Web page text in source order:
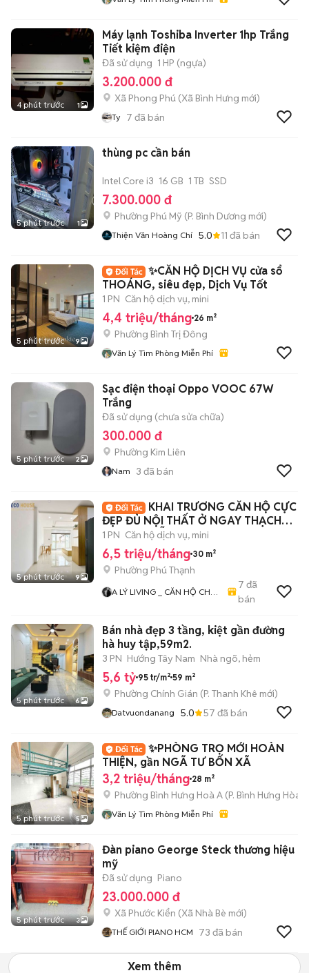
4 phút trước 1
Máy lạnh Toshiba Inverter 1hp Trắng
Tiết kiệm điện
Đã sử dụng 1 HP (ngựa)
3.200.000 đ
Xã Phong Phú (Xã Bình Hưng mới)
Ty 7 đã bán
5 phút trước 1
thùng pc cần bán
Intel Core i3 16 GB 1 TB SSD
7.300.000 đ
Phường Phú Mỹ (P. Bình Dương mới)
Thiện Văn Hoàng Chí 5.0 11 đã bán
5 phút trước 9
✨CĂN HỘ DỊCH VỤ cửa sổ
THOÁNG, siêu đẹp, Dịch Vụ Tốt
1 PN Căn hộ dịch vụ, mini
4,4 triệu/tháng 26 m²
Phường Bình Trị Đông
Văn Lý Tìm Phòng Miễn Phí
5 phút trước 2
Sạc điện thoại Oppo VOOC 67W
Trắng
Đã sử dụng (chưa sửa chữa)
300.000 đ
Phường Kim Liên
Nam 3 đã bán
5 phút trước 9
KHAI TRƯƠNG CĂN HỘ CỰC
ĐẸP ĐỦ NỘI THẤT Ở NGAY THẠCH
LAM NGUYỄN SƠN
1 PN Căn hộ dịch vụ, mini
6,5 triệu/tháng 30 m²
Phường Phú Thạnh
A LÝ LIVING _ CĂN HỘ CHO
CHUNG CƯ - NHÀ Ở
7 đã
bán
5 phút trước 6
Bán nhà đẹp 3 tầng, kiệt gần đường
hà huy tập,59m2.
3 PN Hướng Tây Nam Nhà ngõ, hẻm
5,6 tỷ 95 tr/m² 59 m²
Phường Chính Gián (P. Thanh Khê mới)
Datvuondanang 5.0 57 đã bán
5 phút trước 5
✨PHÒNG TRỌ MỚI HOÀN
THIỆN, gần NGÃ TƯ BỐN XÃ
3,2 triệu/tháng 28 m²
Phường Bình Hưng Hoà A (P. Bình Hưng Hòa
Văn Lý Tìm Phòng Miễn Phí
5 phút trước 3
Đàn piano George Steck thương hiệu
mỹ
Đã sử dụng Piano
23.000.000 đ
Xã Phước Kiển (Xã Nhà Bè mới)
THẾ GIỚI PIANO HCM 73 đã bán
Xem thêm